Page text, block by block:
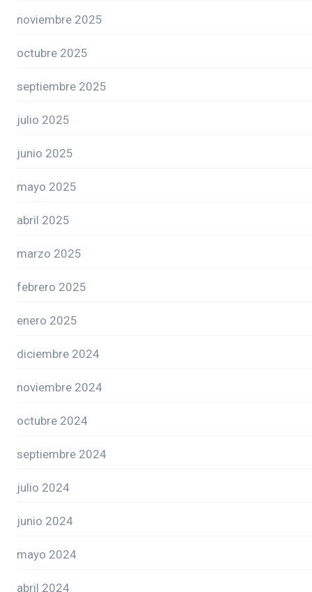
noviembre 2025
octubre 2025
septiembre 2025
julio 2025
junio 2025
mayo 2025
abril 2025
marzo 2025
febrero 2025
enero 2025
diciembre 2024
noviembre 2024
octubre 2024
septiembre 2024
julio 2024
junio 2024
mayo 2024
abril 2024